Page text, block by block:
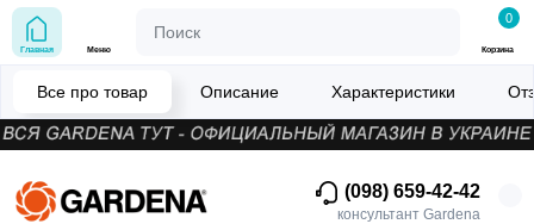
(098) 659-42-42
консультант Gardena
Главная Меню
0
Корзина
Все про товар Описание Характеристики